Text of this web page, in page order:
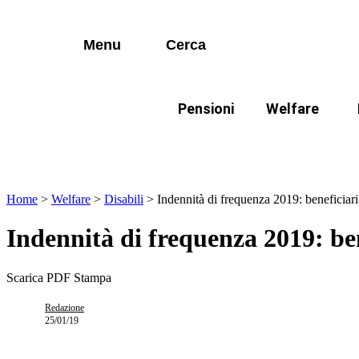
Menu Cerca
Pensioni Welfare
Lorem ipsum dolor sit amet consectetur
Home > Welfare > Disabili > Indennità di frequenza 2019:
Indennità di frequenza 2019:
Scarica PDF Stampa
Redazione
25/01/19